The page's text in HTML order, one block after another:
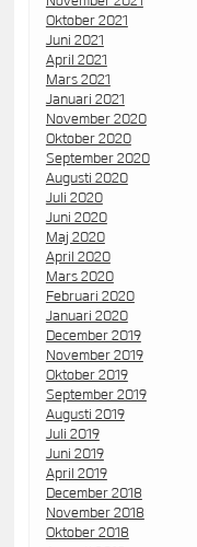
Oktober 2021
Juni 2021
April 2021
Mars 2021
Januari 2021
November 2020
Oktober 2020
September 2020
Augusti 2020
Juli 2020
Juni 2020
Maj 2020
April 2020
Mars 2020
Februari 2020
Januari 2020
December 2019
November 2019
Oktober 2019
September 2019
Augusti 2019
Juli 2019
Juni 2019
April 2019
December 2018
November 2018
Oktober 2018